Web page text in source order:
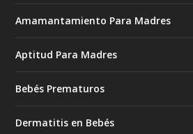
Amamantamiento Para Madres
Aptitud Para Madres
Bebés Prematuros
Dermatitis en Bebés